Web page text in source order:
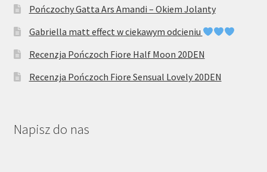
Pończochy Gatta Ars Amandi – Okiem Jolanty
Gabriella matt effect w ciekawym odcieniu
Recenzja Pończoch Fiore Half Moon 20DEN
Recenzja Pończoch Fiore Sensual Lovely 20DEN
Napisz do nas